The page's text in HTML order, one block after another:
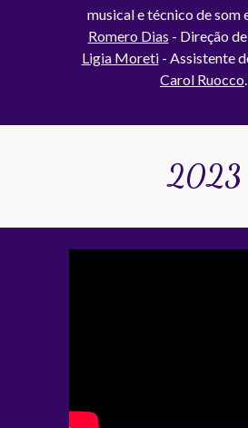
musical e técnico de som
Romero Dias - Direção
Ligia Moreti- Assistente
Carol Ruocco
2023